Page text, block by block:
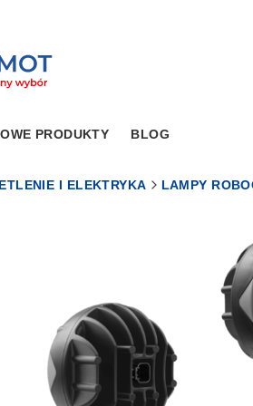
PRODUKTY BLOG
I ELEKTRYKA LAMPY